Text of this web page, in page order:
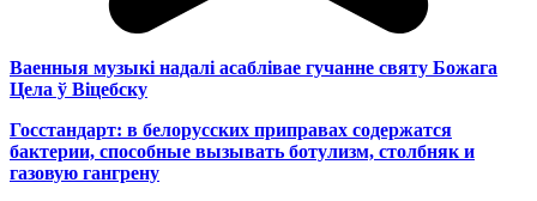
Ваенныя музыкі надалі асаблівае гучанне святу Божага
Цела ў Віцебску
Госстандарт: в белорусских приправах содержатся
бактерии, способные вызывать ботулизм, столбняк и
газовую гангрену